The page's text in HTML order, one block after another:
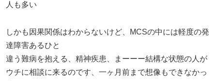
人も多い
しかも因果関係はわからないけど、MCSの中には軽度の発
達障害あるひと
違う難病を抱える、精神疾患、まーーー結構な状態の人が
ウチに相談に来るのです、一ヶ月前まで想像もできなかっ